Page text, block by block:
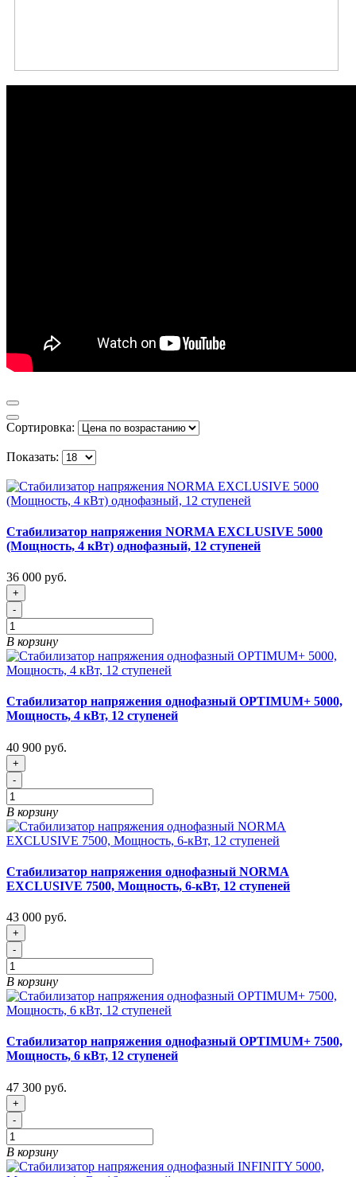
Сортировка:
Показать:
Стабилизатор напряжения NORMA EXCLUSIVE 5000
(Мощность, 4 кВт) однофазный, 12 ступеней
36 000 руб.
+
-
В корзину
Стабилизатор напряжения однофазный OPTIMUM+ 5000,
Мощность, 4 кВт, 12 ступеней
40 900 руб.
+
-
В корзину
Стабилизатор напряжения однофазный NORMA
EXCLUSIVE 7500, Мощность, 6-кВт, 12 ступеней
43 000 руб.
+
-
В корзину
Стабилизатор напряжения однофазный OPTIMUM+ 7500,
Мощность, 6 кВт, 12 ступеней
47 300 руб.
+
-
В корзину